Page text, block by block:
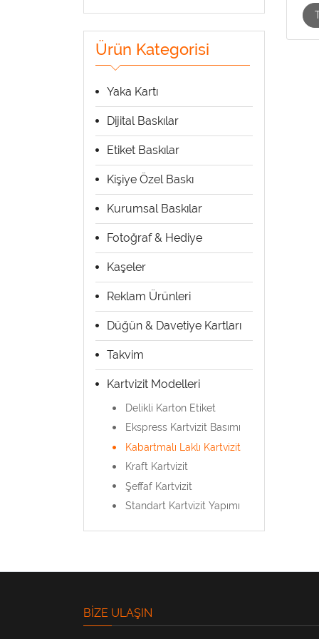
Ürün Kategorisi
Yaka Kartı
Dijital Baskılar
Etiket Baskılar
Kişiye Özel Baskı
Kurumsal Baskılar
Fotoğraf & Hediye
Kaşeler
Reklam Ürünleri
Düğün & Davetiye Kartları
Takvim
Kartvizit Modelleri
Delikli Karton Etiket
Ekspress Kartvizit Basımı
Kabartmalı Laklı Kartvizit
Kraft Kartvizit
Şeffaf Kartvizit
Standart Kartvizit Yapımı
BIZE ULAŞIN